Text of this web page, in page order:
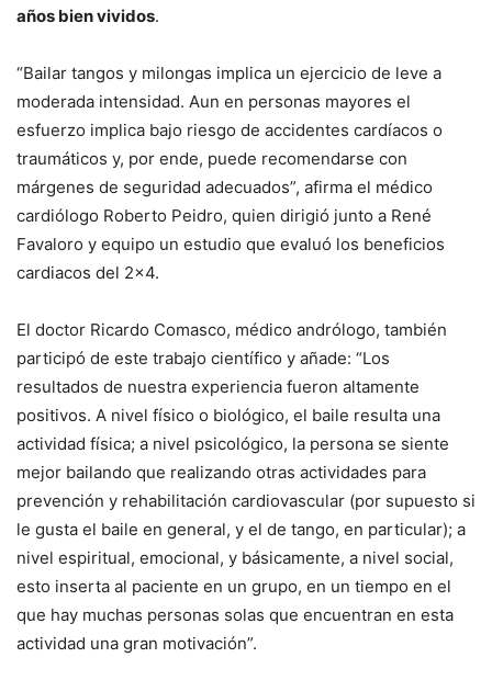
años bien vividos.
“Bailar tangos y milongas implica un ejercicio de leve a
moderada intensidad. Aun en personas mayores el
esfuerzo implica bajo riesgo de accidentes cardíacos o
traumáticos y, por ende, puede recomendarse con
márgenes de seguridad adecuados”, afirma el médico
cardiólogo Roberto Peidro, quien dirigió junto a René
Favaloro y equipo un estudio que evaluó los beneficios
cardiacos del 2×4.
El doctor Ricardo Comasco, médico andrólogo, también
participó de este trabajo científico y añade: “Los
resultados de nuestra experiencia fueron altamente
positivos. A nivel físico o biológico, el baile resulta una
actividad física; a nivel psicológico, la persona se siente
mejor bailando que realizando otras actividades para
prevención y rehabilitación cardiovascular (por supuesto si
le gusta el baile en general, y el de tango, en particular); a
nivel espiritual, emocional, y básicamente, a nivel social,
esto inserta al paciente en un grupo, en un tiempo en el
que hay muchas personas solas que encuentran en esta
actividad una gran motivación”.